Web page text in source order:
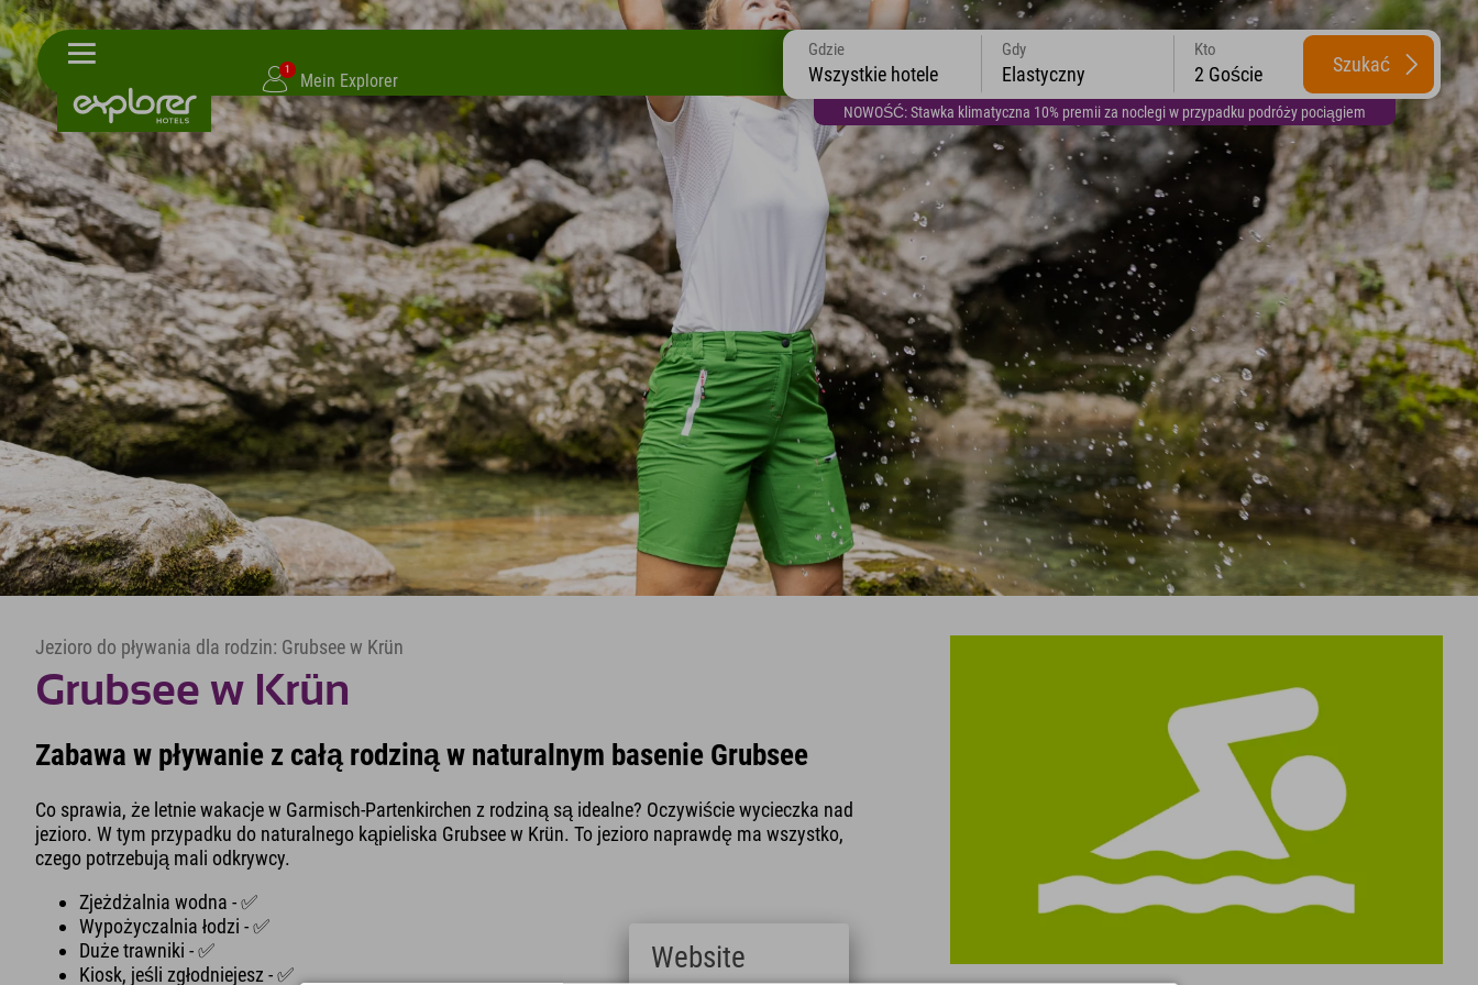
1
Mein Explorer
NOWOŚĆ: Stawka klimatyczna 10% premii za noclegi w przypadku podróży pociągiem
Gdzie
Wszystkie hotele
Gdy
Elastyczny
Kto
2 Goście Szukać
Jezioro do pływania dla rodzin: Grubsee w Krün
Grubsee w Krün
Zabawa w pływanie z całą rodziną w naturalnym basenie Grubsee
Co sprawia, że letnie wakacje w Garmisch-Partenkirchen z rodziną są idealne? Oczywiście wycieczka nad
jezioro. W tym przypadku do naturalnego kąpieliska Grubsee w Krün. To jezioro naprawdę ma wszystko,
czego potrzebują mali odkrywcy.
Zjeżdżalnia wodna - ✅
Wypożyczalnia łodzi - ✅
Duże trawniki - ✅
Kiosk, jeśli zgłodniejesz - ✅
Website